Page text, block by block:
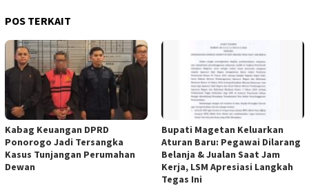
POS TERKAIT
Kabag Keuangan DPRD
Ponorogo Jadi Tersangka
Kasus Tunjangan Perumahan
Dewan
Bupati Magetan Keluarkan
Aturan Baru: Pegawai Dilarang
Belanja & Jualan Saat Jam
Kerja, LSM Apresiasi Langkah
Tegas Ini